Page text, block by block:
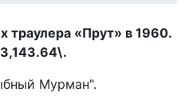
траулера «Прут» в 1960.
Мурман".